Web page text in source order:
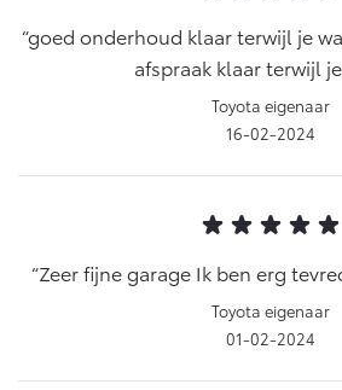
goed onderhoud klaar terwijl je
afspraak klaar terwijl
Toyota eigenaar
16-02-2024
Zeer fijne garage Ik ben erg
Toyota eigenaar
01-02-2024